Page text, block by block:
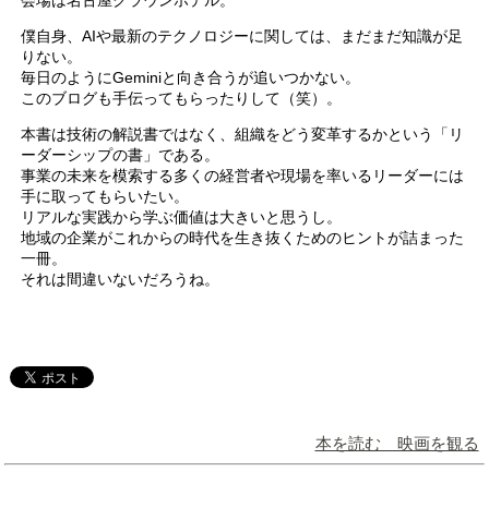
僕自身、AIや最新のテクノロジーに関しては、まだまだ知識が足
りない。
毎日のようにGeminiと向き合うが追いつかない。
このブログも手伝ってもらったりして（笑）。
本書は技術の解説書ではなく、組織をどう変革するかという「リ
ーダーシップの書」である。
事業の未来を模索する多くの経営者や現場を率いるリーダーには
手に取ってもらいたい。
リアルな実践から学ぶ価値は大きいと思うし。
地域の企業がこれからの時代を生き抜くためのヒントが詰まった
一冊。
それは間違いないだろうね。
本を読む 映画を観る